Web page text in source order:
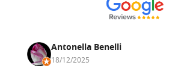
Antonella Benelli
18/12/2025